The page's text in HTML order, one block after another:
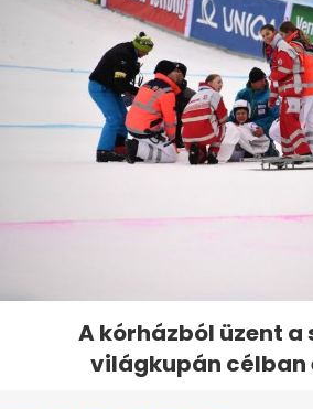
A kórházból üzent
világkupán célban